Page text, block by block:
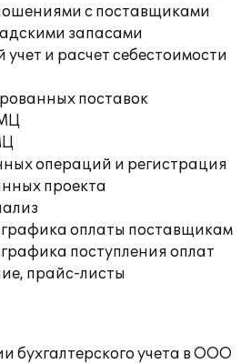
с поставщиками
запасами
и расчет себестоимости
поставок
операций и регистрация
проекта
оплаты поставщикам
поступления оплат
прайс-листы
бухгалтерского учета в ООО